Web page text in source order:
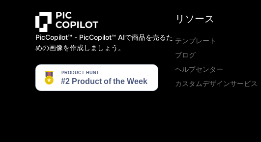
PicCopilot™️ - PicCopilot™️ AIで商品を売るた
めの画像を作成しましょう。
リソース
テンプレート
ブログ
ヘルプセンター
カスタムデザインサービス